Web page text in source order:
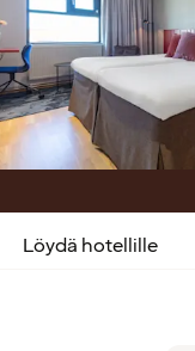
Löydä hotellille